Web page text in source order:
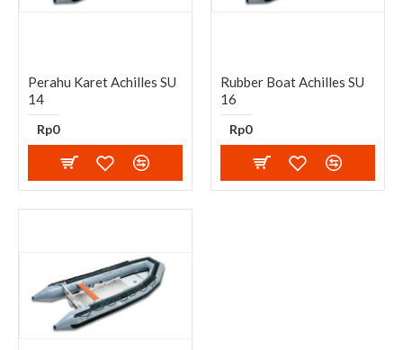
Perahu Karet Achilles SU
14
Rp0
Rubber Boat Achilles SU
16
Rp0